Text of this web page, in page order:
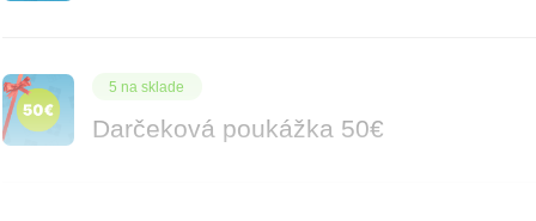
5 na sklade
Darčeková poukážka 50€